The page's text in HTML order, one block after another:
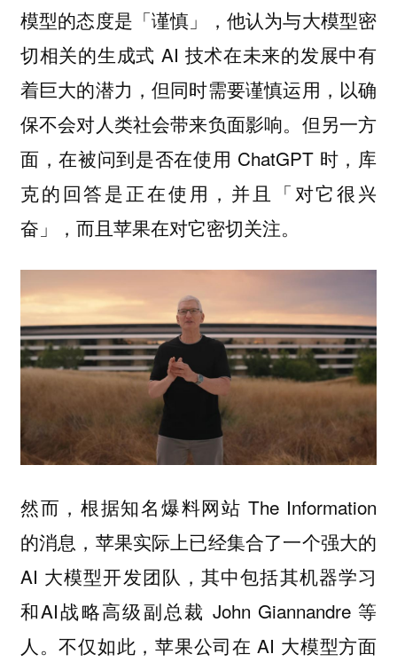
模型的态度是「谨慎」，他认为与大模型密
切相关的生成式 AI 技术在未来的发展中有
着巨大的潜力，但同时需要谨慎运用，以确
保不会对人类社会带来负面影响。但另一方
面，在被问到是否在使用 ChatGPT 时，库
克的回答是正在使用，并且「对它很兴
奋」，而且苹果在对它密切关注。
然而，根据知名爆料网站 The Information
的消息，苹果实际上已经集合了一个强大的
AI 大模型开发团队，其中包括其机器学习
和AI战略高级副总裁 John Giannandre 等
人。不仅如此，苹果公司在 AI 大模型方面